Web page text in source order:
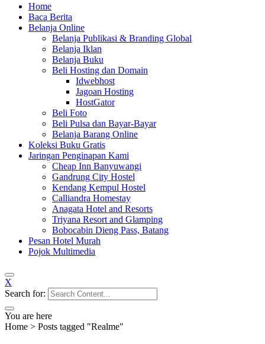
Home
Baca Berita
Belanja Online
Belanja Publikasi & Branding Global
Belanja Iklan
Belanja Buku
Beli Hosting dan Domain
Idwebhost
Jagoan Hosting
HostGator
Beli Foto
Beli Pulsa dan Bayar-Bayar
Belanja Barang Online
Koleksi Buku Gratis
Jaringan Penginapan Kami
Cheap Inn Banyuwangi
Gandrung City Hostel
Kendang Kempul Hostel
Calliandra Homestay
Anagata Hotel and Resorts
Triyana Resort and Glamping
Bobocabin Dieng Pass, Batang
Pesan Hotel Murah
Pojok Multimedia
X
Search for:
You are here
Home > Posts tagged "Realme"